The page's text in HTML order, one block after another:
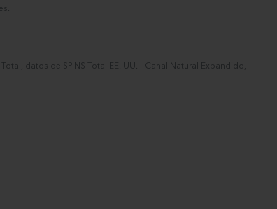
datos de SPINS Total EE. UU. - Canal Natural Expandido,